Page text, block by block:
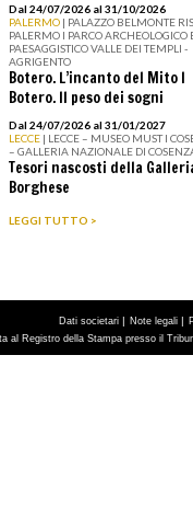
Dal 24/07/2026 al 31/10/2026
PALERMO | PALAZZO BELMONTE
PALERMO I PARCO ARCHEOLOGICO
PAESAGGISTICO VALLE DEI TEMPLI -
AGRIGENTO
Botero. L’incanto del Mito I
Botero. Il peso dei sogni
Dal 24/07/2026 al 31/01/2027
LECCE | LECCE – MUSEO MUST I
– GALLERIA NAZIONALE DI
Tesori nascosti della
Borghese
LEGGI TUTTO >
Dati societari | Note legali |
al Registro della Stampa presso il